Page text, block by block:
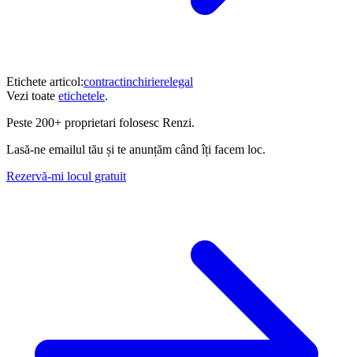
Etichete articol:contractinchirierelegal
Vezi toate etichetele.
Peste 200+ proprietari folosesc Renzi.
Lasă-ne emailul tău și te anunțăm când îți facem loc.
Rezervă-mi locul gratuit